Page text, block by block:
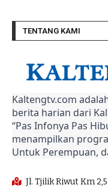
TENTANG KAMI
Kaltengtv.com
berita harian dari
“Pas Infonya Pas
menampilkan
Untuk Perempuan,
Jl. Tjilik Riwut Km